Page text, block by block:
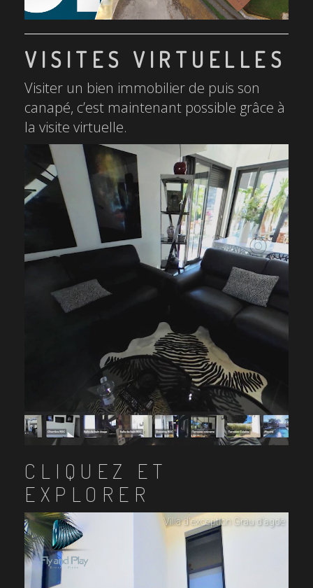
VISITES VIRTUELLES
Visiter un bien immobilier de puis son
canapé, c’est maintenant possible grâce à
la visite virtuelle.
CLIQUEZ ET
EXPLORER